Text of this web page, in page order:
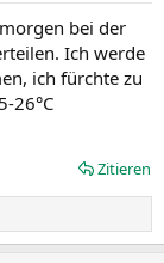
bei der
Ich werde
ich fürchte zu
26°C
Zitieren